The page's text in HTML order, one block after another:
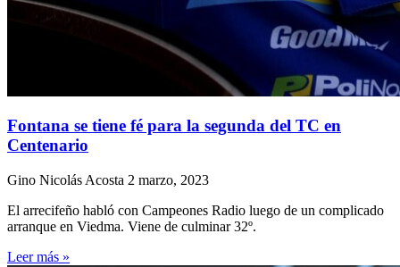
Fontana se tiene fé para la segunda del TC en
Centenario
Gino Nicolás Acosta 2 marzo, 2023
El arrecifeño habló con Campeones Radio luego de un complicado
arranque en Viedma. Viene de culminar 32º.
Leer más »